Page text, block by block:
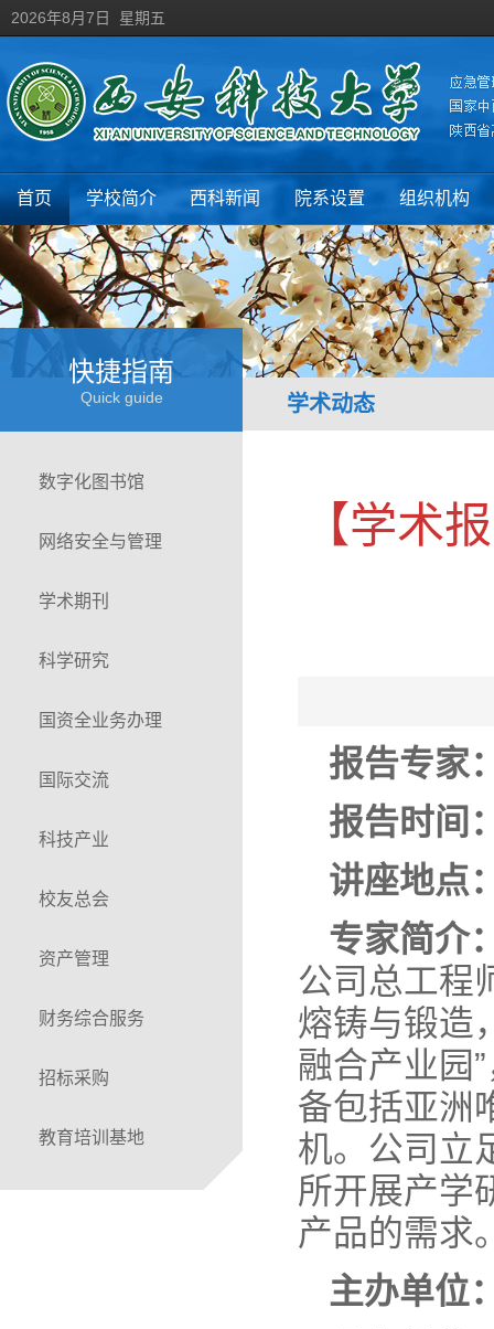
2026年8月7日 星期五
首页 学校简介 西科新闻 院系设置 组织机构
快捷指南
Quick guide 学术动态
数字化图书馆
网络安全与管理
学术期刊
科学研究
国资全业务办理
国际交流
科技产业
校友总会
资产管理
财务综合服务
招标采购
教育培训基地
【学术
报告专家
报告时间
讲座地点
专家简介
公司总工程
熔铸与锻造
融合产业园
备包括亚洲
机。公司立
所开展产学
产品的需求
主办单位